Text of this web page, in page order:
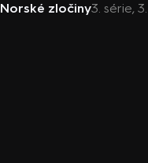
Norské zločiny3. série,